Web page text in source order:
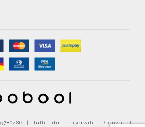
| Tutti i diritti riservati | Copyright